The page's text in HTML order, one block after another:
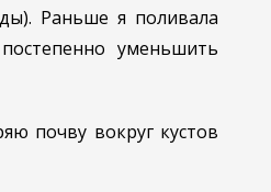
Раньше я поливала
уменьшить
почву вокруг кустов